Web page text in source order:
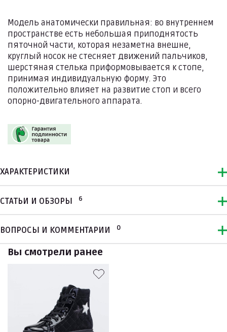
Модель анатомически правильная: во внутреннем
пространстве есть небольшая приподнятость
пяточной части, которая незаметна внешне,
круглый носок не стесняет движений пальчиков,
шерстяная стелька приформовывается к стопе,
принимая индивидуальную форму. Это
положительно влияет на развитие стоп и всего
опорно-двигательного аппарата.
ХАРАКТЕРИСТИКИ
СТАТЬИ И ОБЗОРЫ 6
ВОПРОСЫ И КОММЕНТАРИИ 0
Вы смотрели ранее